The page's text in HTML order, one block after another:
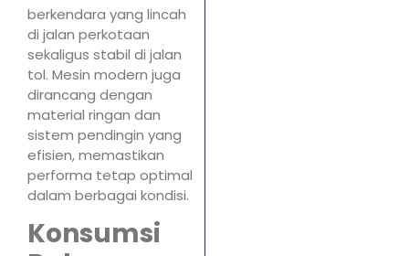
berkendara yang lincah
di jalan perkotaan
sekaligus stabil di jalan
tol. Mesin modern juga
dirancang dengan
material ringan dan
sistem pendingin yang
efisien, memastikan
performa tetap optimal
dalam berbagai kondisi.
Konsumsi